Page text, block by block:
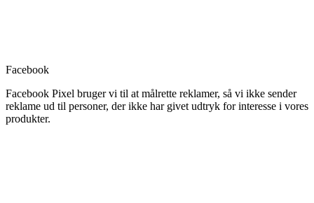
Facebook
Facebook Pixel bruger vi til at målrette reklamer, så vi ikke sender
reklame ud til personer, der ikke har givet udtryk for interesse i vores
produkter.